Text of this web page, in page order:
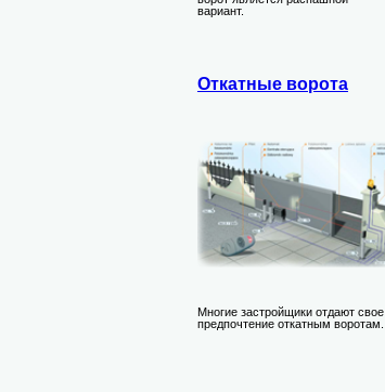
вариант.
Откатные ворота
Многие застройщики отдают свое
предпочтение откатным воротам.